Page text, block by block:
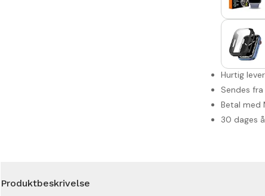
Hurtig
Sendes
Betal med
30 dages
Produktbeskrivelse